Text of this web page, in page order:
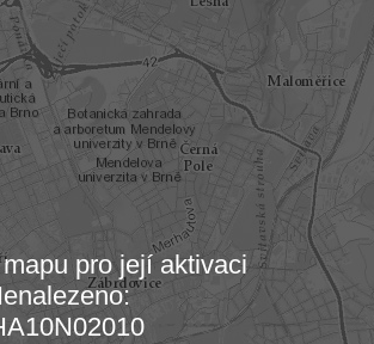
mapu…
pro její aktivaci